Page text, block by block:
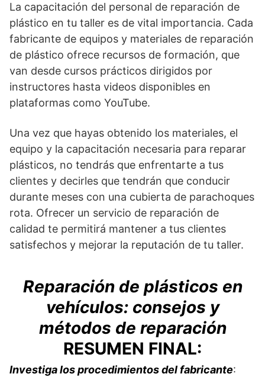
La capacitación del personal de reparación de
plástico en tu taller es de vital importancia. Cada
fabricante de equipos y materiales de reparación
de plástico ofrece recursos de formación, que
van desde cursos prácticos dirigidos por
instructores hasta videos disponibles en
plataformas como YouTube.
Una vez que hayas obtenido los materiales, el
equipo y la capacitación necesaria para reparar
plásticos, no tendrás que enfrentarte a tus
clientes y decirles que tendrán que conducir
durante meses con una cubierta de parachoques
rota. Ofrecer un servicio de reparación de
calidad te permitirá mantener a tus clientes
satisfechos y mejorar la reputación de tu taller.
Reparación de plásticos en
vehículos: consejos y
métodos de reparación
RESUMEN FINAL:
Investiga los procedimientos del fabricante: